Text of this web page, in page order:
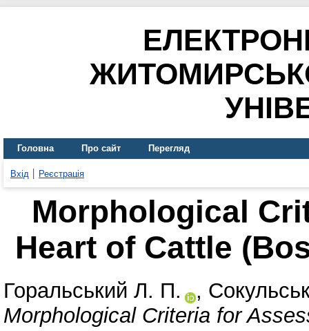
Головна Про сайт Перегляд
Вхід Реєстрація
Morphological
Heart of Cattle
Горальський Л. П. ,
Morphological Criteria for